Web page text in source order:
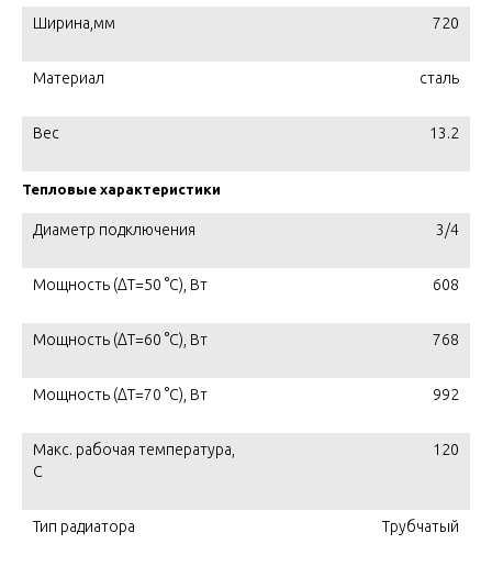
Ширина,мм 720
Материал сталь
Вес 13.2
Тепловые характеристики
Диаметр подключения 3/4
Мощность (ΔT=50 °C), Вт 608
Мощность (ΔT=60 °C), Вт 768
Мощность (ΔT=70 °C), Вт 992
Макс. рабочая температура,
C
120
Тип радиатора Трубчатый